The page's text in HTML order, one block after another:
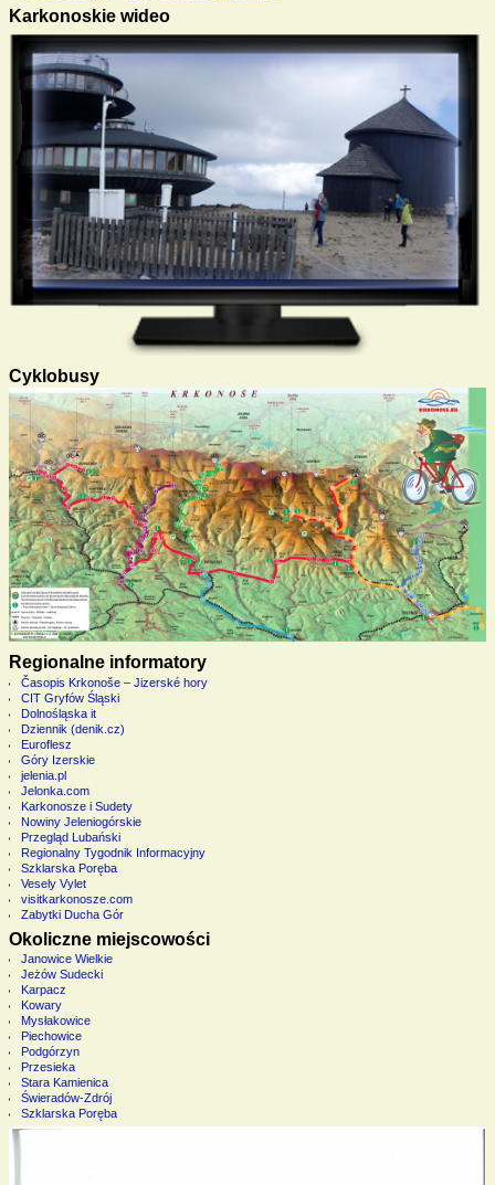
Karkonoskie wideo
Cyklobusy
Regionalne informatory
Časopis Krkonoše – Jizerské hory
CIT Gryfów Śląski
Dolnośląska it
Dziennik (denik.cz)
Euroflesz
Góry Izerskie
jelenia.pl
Jelonka.com
Karkonosze i Sudety
Nowiny Jeleniogórskie
Przegląd Lubański
Regionalny Tygodnik Informacyjny
Szklarska Poręba
Vesely Vylet
visitkarkonosze.com
Zabytki Ducha Gór
Okoliczne miejscowości
Janowice Wielkie
Jeżów Sudecki
Karpacz
Kowary
Mysłakowice
Piechowice
Podgórzyn
Przesieka
Stara Kamienica
Świeradów-Zdrój
Szklarska Poręba